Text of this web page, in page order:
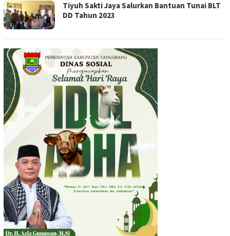
Tiyuh Sakti Jaya Salurkan Bantuan Tunai BLT
DD Tahun 2023